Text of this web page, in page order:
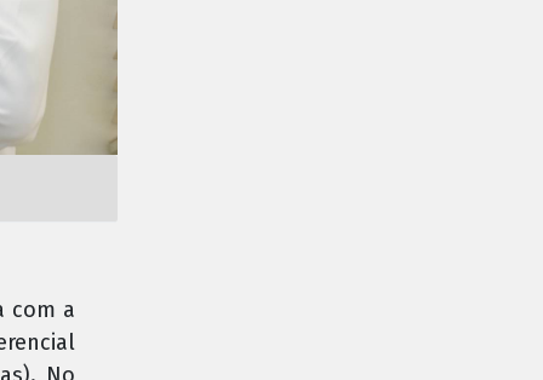
com a